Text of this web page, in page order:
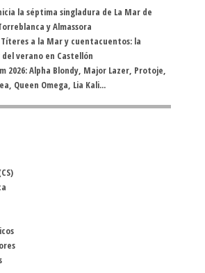
la séptima singladura de La Mar de
y Almassora
a la Mar y cuentacuentos: la
verano en Castellón
2026: Alpha Blondy, Major Lazer, Protoje,
Queen Omega, Lia Kali...